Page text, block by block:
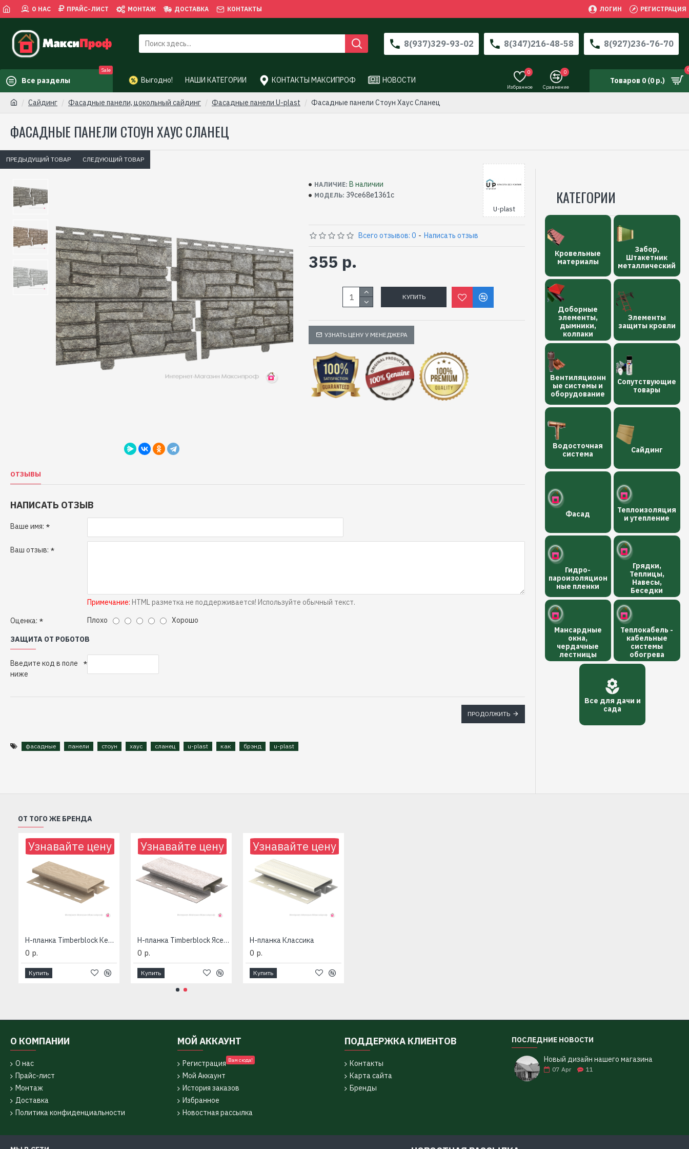
О НАС ПРАЙС-ЛИСТ МОНТАЖ ДОСТАВКА КОНТАКТЫ ЛОГИН РЕГИСТРАЦИЯ
8(937)329-93-02 8(347)216-48-58 8(927)236-76-70
Все разделы
Sale
Выгодно! НАШИ КАТЕГОРИИ КОНТАКТЫ МАКСИПРОФ НОВОСТИ
Избранное
0
Сравнение
0
Товаров 0 (0 р.)
Сайдинг Фасадные панели, цокольный сайдинг Фасадные панели U-plast Фасадные панели Стоун Хаус Сланец
ФАСАДНЫЕ ПАНЕЛИ СТОУН ХАУС СЛАНЕЦ
ПРЕДЫДУЩИЙ ТОВАР СЛЕДУЮЩИЙ ТОВАР
НАЛИЧИЕ: В наличии
МОДЕЛЬ: 39ce68e1361c
U-plast
Всего отзывов: 0 - Написать отзыв
355 р.
КУПИТЬ
УЗНАТЬ ЦЕНУ У МЕНЕДЖЕРА
ОТЗЫВЫ
НАПИСАТЬ ОТЗЫВ
Ваше имя:
Ваш отзыв:
Примечание: HTML разметка не поддерживается! Используйте обычный текст.
Оценка:
Плохо Хорошо
ЗАЩИТА ОТ РОБОТОВ
Введите код в поле
ниже
ПРОДОЛЖИТЬ
фасадные панели стоун хаус сланец u-plast как брэнд u-plast
КАТЕГОРИИ
Кровельные
материалы
Забор,
Штакетник
металлический
Доборные
элементы,
дымники,
колпаки
Элементы
защиты кровли
Вентиляционн
ые системы и
оборудование
Сопутствующие
товары
Водосточная
сиcтема
Сайдинг
Фасад
Теплоизоляция
и утепление
Гидро-
пароизоляцион
ные пленки
Грядки,
Теплицы,
Навесы,
Беседки
Мансардные
окна,
чердачные
лестницы
Теплокабель -
кабельные
системы
обогрева
Все для дачи и
сада
ОТ ТОГО ЖЕ БРЕНДА
Узнавайте цену
H-планка Timberblock Кедр
0 р.
Купить
Узнавайте цену
H-планка Timberblock Ясень
0 р.
Купить
Узнавайте цену
H-планка Классика
0 р.
Купить
О КОМПАНИИ
О нас
Прайс-лист
Монтаж
Доставка
Политика конфиденциальности
МОЙ АККАУНТ
Регистрация Вам сюда!
Мой Аккаунт
История заказов
Избранное
Новостная рассылка
ПОДДЕРЖКА КЛИЕНТОВ
Контакты
Карта сайта
Бренды
ПОСЛЕДНИЕ НОВОСТИ
Новый дизайн нашего магазина
07 Apr 11